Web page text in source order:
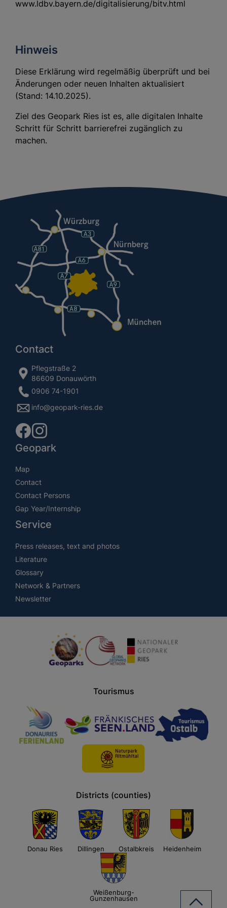
www.ldbv.bayern.de/digitalisierung/bitv.html
Hinweis
Diese Erklärung wird regelmäßig überprüft und bei
Änderungen oder neuen Inhalten aktualisiert
(Stand: 14.10.2025).
Ziel des Geopark Ries ist es, alle digitalen Inhalte
Schritt für Schritt barrierefrei zugänglich zu
machen.
Contact
Pflegstraße 2
86609 Donauwörth
0906 74-1901
info@geopark-ries.de
Geopark
Map
Contact
Contact Persons
Gap Year/Internship
Service
Press releases, text and photos
Literature
Glossary
Network & Partners
Newsletter
Tourismus
Districts (counties)
Donau Ries Dillingen Ostalbkreis Heidenheim
Weißenburg-
Gunzenhausen